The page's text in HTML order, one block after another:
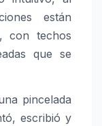
están
con techos
que se
pincelada
escribió y